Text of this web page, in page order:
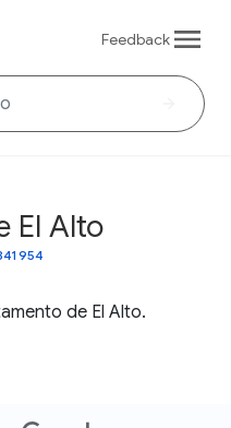
Feedback
El Alto
de El Alto.